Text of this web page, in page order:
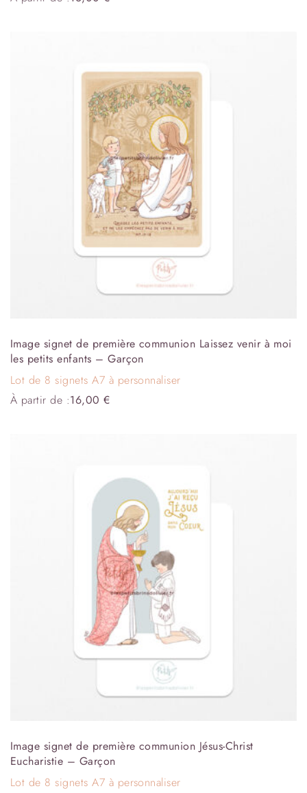
Image signet de première communion Laissez venir à moi
les petits enfants – Garçon
Lot de 8 signets A7 à personnaliser
À partir de :16,00€
Image signet de première communion Jésus-Christ
Eucharistie – Garçon
Lot de 8 signets A7 à personnaliser